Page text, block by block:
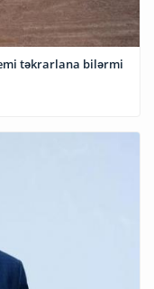
təkrarlana bilərmi